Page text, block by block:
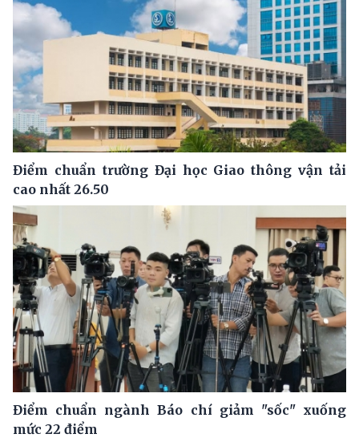
Điểm chuẩn trường Đại học Giao thông vận tải
cao nhất 26.50
Điểm chuẩn ngành Báo chí giảm "sốc" xuống
mức 22 điểm